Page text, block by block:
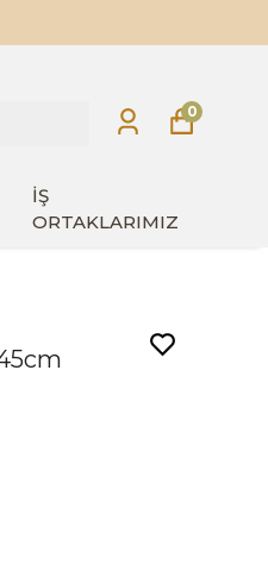
İŞ
ORTAKLARIMIZ
0